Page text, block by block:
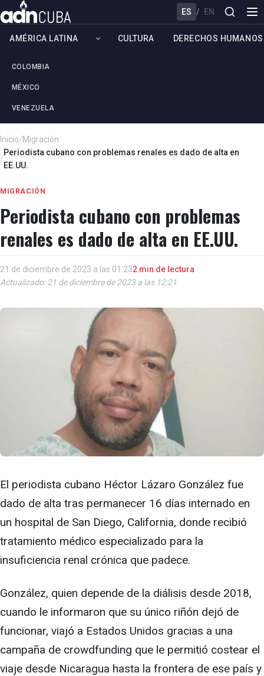
ES / EN
AMÉRICA LATINA
COLOMBIA
MÉXICO
VENEZUELA
CULTURA DERECHOS HUMANOS
Inicio/Migración
/
Periodista cubano con problemas renales es dado de alta en
EE.UU.
MIGRACIÓN
Periodista cubano con problemas
renales es dado de alta en EE.UU.
21 de diciembre de 2023 a las 01:232 min de lectura
Actualizado: 21 de diciembre de 2023 a las 12:21
El periodista cubano Héctor Lázaro González fue
dado de alta tras permanecer 16 días internado en
un hospital de San Diego, California, donde recibió
tratamiento médico especializado para la
insuficiencia renal crónica que padece.
González, quien depende de la diálisis desde 2018,
cuando le informaron que su único riñón dejó de
funcionar, viajó a Estados Unidos gracias a una
campaña de crowdfunding que le permitió costear el
viaje desde Nicaragua hasta la frontera de ese país y